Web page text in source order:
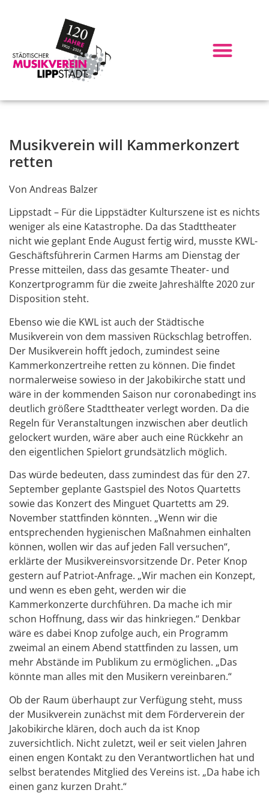
Musikverein will Kammerkonzert
retten
Von Andreas Balzer
Lippstadt – Für die Lippstädter Kulturszene ist es nichts
weniger als eine Katastrophe. Da das Stadttheater
nicht wie geplant Ende August fertig wird, musste KWL-
Geschäftsführerin Carmen Harms am Dienstag der
Presse mitteilen, dass das gesamte Theater- und
Konzertprogramm für die zweite Jahreshälfte 2020 zur
Disposition steht.
Ebenso wie die KWL ist auch der Städtische
Musikverein von dem massiven Rückschlag betroffen.
Der Musikverein hofft jedoch, zumindest seine
Kammerkonzertreihe retten zu können. Die findet
normalerweise sowieso in der Jakobikirche statt und
wäre in der kommenden Saison nur coronabedingt ins
deutlich größere Stadttheater verlegt worden. Da die
Regeln für Veranstaltungen inzwischen aber deutlich
gelockert wurden, wäre aber auch eine Rückkehr an
den eigentlichen Spielort grundsätzlich möglich.
Das würde bedeuten, dass zumindest das für den 27.
September geplante Gastspiel des Notos Quartetts
sowie das Konzert des Minguet Quartetts am 29.
November stattfinden könnten. „Wenn wir die
entsprechenden hygienischen Maßnahmen einhalten
können, wollen wir das auf jeden Fall versuchen“,
erklärte der Musikvereinsvorsitzende Dr. Peter Knop
gestern auf Patriot-Anfrage. „Wir machen ein Konzept,
und wenn es eben geht, werden wir die
Kammerkonzerte durchführen. Da mache ich mir
schon Hoffnung, dass wir das hinkriegen.“ Denkbar
wäre es dabei Knop zufolge auch, ein Programm
zweimal an einem Abend stattfinden zu lassen, um
mehr Abstände im Publikum zu ermöglichen. „Das
könnte man alles mit den Musikern vereinbaren.“
Ob der Raum überhaupt zur Verfügung steht, muss
der Musikverein zunächst mit dem Förderverein der
Jakobikirche klären, doch auch da ist Knop
zuversichtlich. Nicht zuletzt, weil er seit vielen Jahren
einen engen Kontakt zu den Verantwortlichen hat und
selbst beratendes Mitglied des Vereins ist. „Da habe ich
einen ganz kurzen Draht.“